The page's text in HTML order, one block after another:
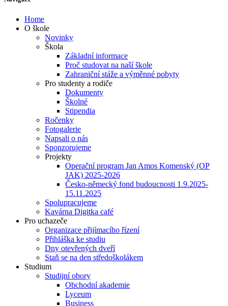
Home
O škole
Novinky
Škola
Základní informace
Proč studovat na naší škole
Zahraniční stáže a výměnné pobyty
Pro studenty a rodiče
Dokumenty
Školné
Stipendia
Ročenky
Fotogalerie
Napsali o nás
Sponzorujeme
Projekty
Operační program Jan Amos Komenský (OP
JAK) 2025-2026
Česko-německý fond budoucnosti 1.9.2025-
15.11.2025
Spolupracujeme
Kavárna Digitka café
Pro uchazeče
Organizace přijímacího řízení
Přihláška ke studiu
Dny otevřených dveří
Staň se na den středoškolákem
Studium
Studijní obory
Obchodní akademie
Lyceum
Business